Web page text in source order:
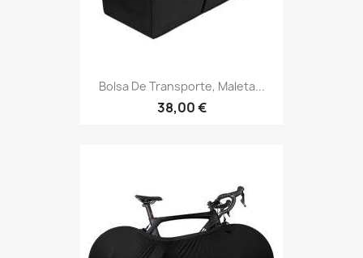
Bolsa De Transporte, Maleta...
38,00 €